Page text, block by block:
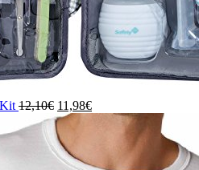
12,10€ El
precio
original
era:
12,10€.
11,98€El
precio
11,98€.